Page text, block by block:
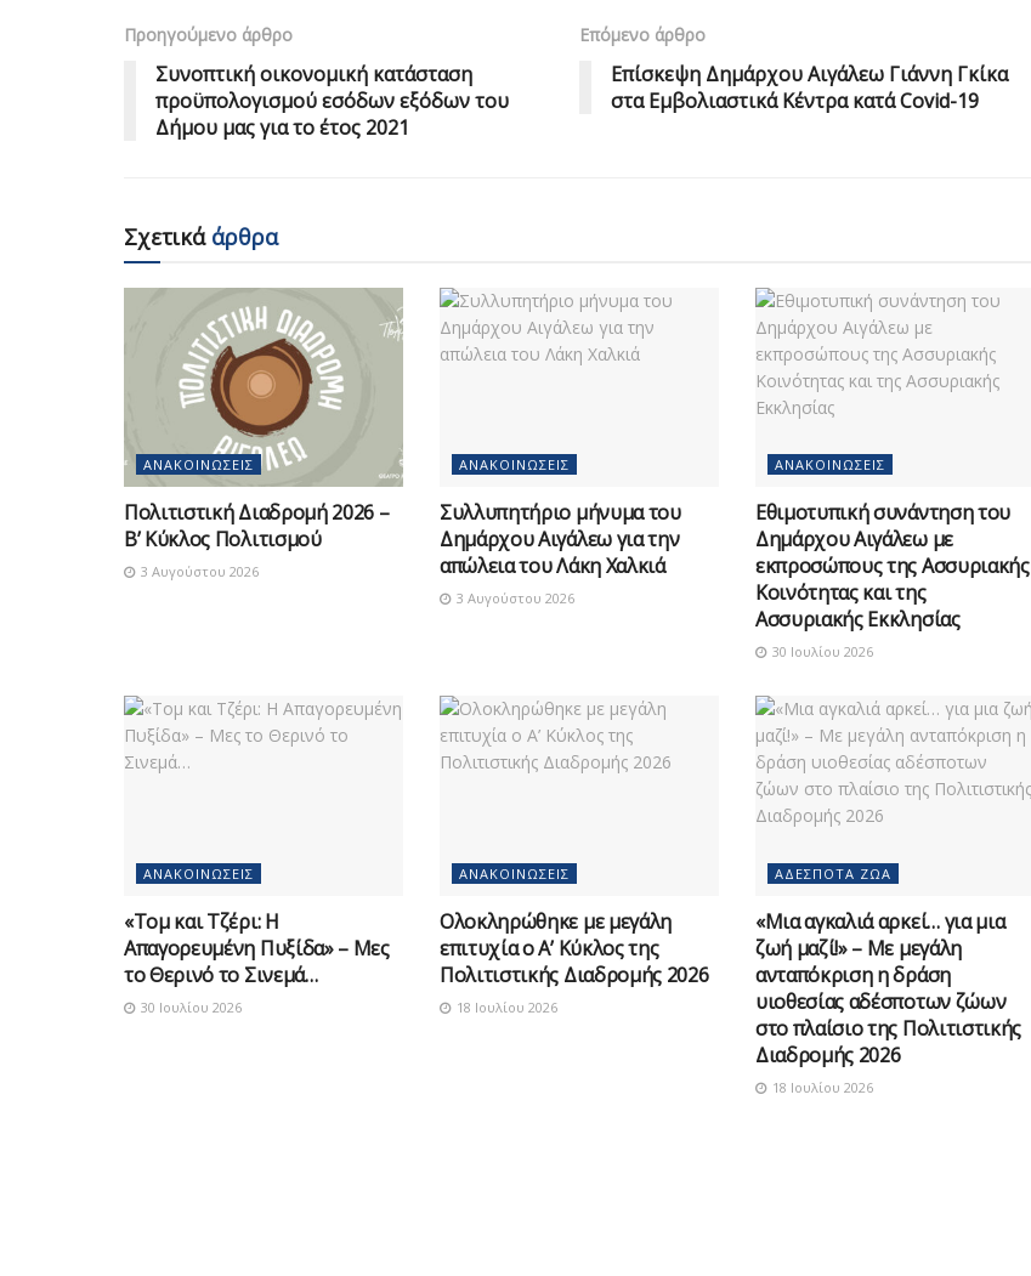
Προηγούμενο άρθρο
Συνοπτική οικονομική κατάσταση
προϋπολογισμού εσόδων εξόδων του
Δήμου μας για το έτος 2021
Επόμενο άρθρο
Επίσκεψη Δημάρχου Αιγάλεω Γιάννη Γκίκα
στα Εμβολιαστικά Κέντρα κατά Covid-19
Σχετικάάρθρα
ΑΝΑΚΟΙΝΏΣΕΙΣ
Πολιτιστική Διαδρομή 2026 –
Β’ Κύκλος Πολιτισμού
3 Αυγούστου 2026
ΑΝΑΚΟΙΝΏΣΕΙΣ
Συλλυπητήριο μήνυμα του
Δημάρχου Αιγάλεω για την
απώλεια του Λάκη Χαλκιά
3 Αυγούστου 2026
ΑΝΑΚΟΙΝΏΣΕΙΣ
Εθιμοτυπική συνάντηση του
Δημάρχου Αιγάλεω με
εκπροσώπους της Ασσυριακής
Κοινότητας και της
Ασσυριακής Εκκλησίας
30 Ιουλίου 2026
ΑΝΑΚΟΙΝΏΣΕΙΣ
«Τομ και Τζέρι: Η
Απαγορευμένη Πυξίδα» – Μες
το Θερινό το Σινεμά…
30 Ιουλίου 2026
ΑΝΑΚΟΙΝΏΣΕΙΣ
Ολοκληρώθηκε με μεγάλη
επιτυχία ο Α’ Κύκλος της
Πολιτιστικής Διαδρομής 2026
18 Ιουλίου 2026
ΑΔΈΣΠΟΤΑ ΖΏΑ
«Μια αγκαλιά αρκεί… για μια
ζωή μαζί!» – Με μεγάλη
ανταπόκριση η δράση
υιοθεσίας αδέσποτων ζώων
στο πλαίσιο της Πολιτιστικής
Διαδρομής 2026
18 Ιουλίου 2026